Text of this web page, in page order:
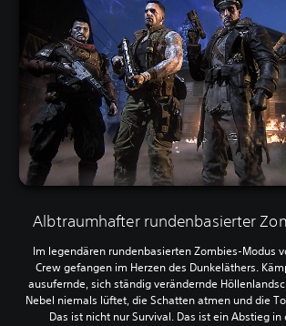
Albtraumhafter rundenbasierter
Im legendären rundenbasierten Zombies-Modus
Crew gefangen im Herzen des Dunkeläthers.
ausufernde, sich ständig verändernde
Nebel niemals lüftet, die Schatten atmen und die
Das ist nicht nur Survival. Das ist ein Abstieg in